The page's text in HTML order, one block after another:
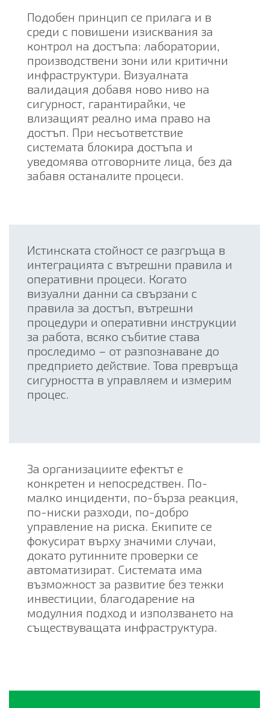
Подобен принцип се прилага и в
среди с повишени изисквания за
контрол на достъпа: лаборатории,
производствени зони или критични
инфраструктури. Визуалната
валидация добавя ново ниво на
сигурност, гарантирайки, че
влизащият реално има право на
достъп. При несъответствие
системата блокира достъпа и
уведомява отговорните лица, без да
забавя останалите процеси.
Истинската стойност се разгръща в
интеграцията с вътрешни правила и
оперативни процеси. Когато
визуални данни са свързани с
правила за достъп, вътрешни
процедури и оперативни инструкции
за работа, всяко събитие става
проследимо – от разпознаване до
предприето действие. Това превръща
сигурността в управляем и измерим
процес.
За организациите ефектът е
конкретен и непосредствен. По-
малко инциденти, по-бърза реакция,
по-ниски разходи, по-добро
управление на риска. Екипите се
фокусират върху значими случаи,
докато рутинните проверки се
автоматизират. Системата има
възможност за развитие без тежки
инвестиции, благодарение на
модулния подход и използването на
съществуващата инфраструктура.